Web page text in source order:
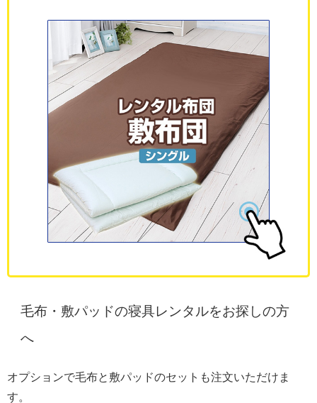
毛布・敷パッドの寝具レンタルをお探しの方
へ
オプションで毛布と敷パッドのセットも注文いただけま
す。